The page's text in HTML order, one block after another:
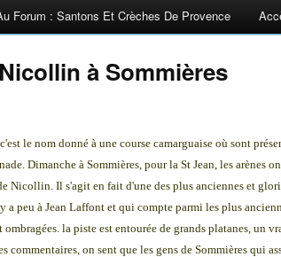
Forum : Santons Et Crèches De Provence
à Sommières
le nom donné à une course camarguaise où sont
Dimanche à Sommières, pour la St Jean, les arènes
Nicollin. Il s'agit en fait d'une des plus anciennes et
a peu à Jean Laffont et qui compte parmi les plus
ombragées. la piste est entourée de grands platanes, un
commentaires, on sent que les gens de Sommières qui